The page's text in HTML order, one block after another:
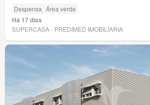
Despensa Área verde
Há 17 dias
SUPERCASA - PREDIMED IMOBILÍARIA